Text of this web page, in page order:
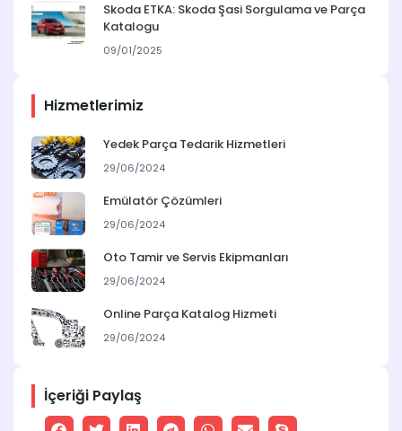
Skoda ETKA: Skoda Şasi Sorgulama ve Parça
Katalogu
09/01/2025
Hizmetlerimiz
Yedek Parça Tedarik Hizmetleri
29/06/2024
Emülatör Çözümleri
29/06/2024
Oto Tamir ve Servis Ekipmanları
29/06/2024
Online Parça Katalog Hizmeti
29/06/2024
İçeriği Paylaş